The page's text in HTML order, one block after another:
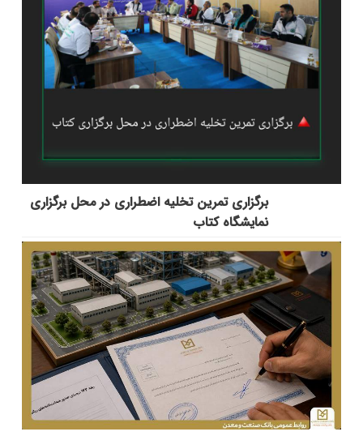
برگزاری تمرین تخلیه اضطراری در محل برگزاری
نمایشگاه کتاب